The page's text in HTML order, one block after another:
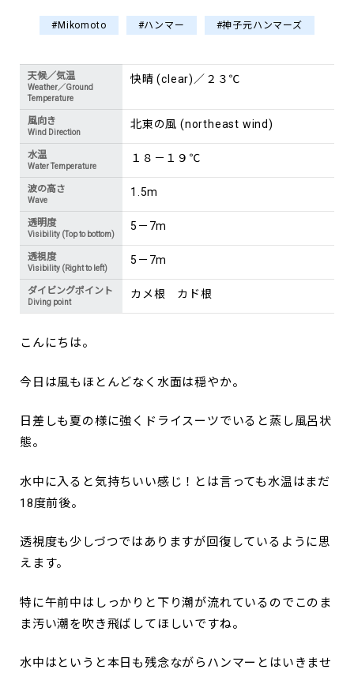
#Mikomoto #ハンマー #神子元ハンマーズ
天候／気温
Weather／Ground
Temperature
快晴 (clear)／２３℃
風向き
Wind Direction
北東の風 (northeast wind)
水温
Water Temperature
１８－１９℃
波の高さ
Wave
1.5m
透明度
Visibility (Top to bottom)
5－7m
透視度
Visibility (Right to left)
5－7m
ダイビングポイント
Diving point
カメ根 カド根
こんにちは。
今日は風もほとんどなく水面は穏やか。
日差しも夏の様に強くドライスーツでいると蒸し風呂状
態。
水中に入ると気持ちいい感じ！とは言っても水温はまだ
18度前後。
透視度も少しづつではありますが回復しているように思
えます。
特に午前中はしっかりと下り潮が流れているのでこのま
ま汚い潮を吹き飛ばしてほしいですね。
水中はというと本日も残念ながらハンマーとはいきませ